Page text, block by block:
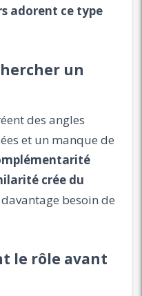
adorent ce type
un
des angles
et un manque de
crée du
besoin de
le rôle avant